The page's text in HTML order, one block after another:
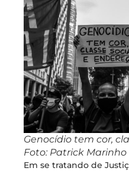
Genocídio tem cor,
Foto: Patrick Marinho
Em se tratando de